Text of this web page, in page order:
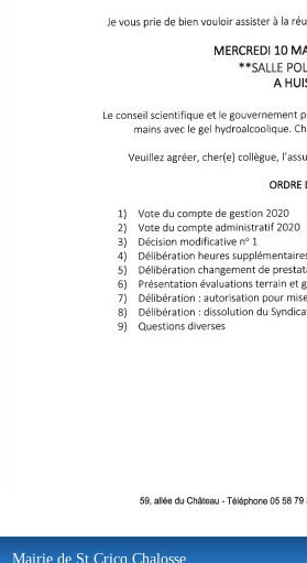
Mairie de St Cricq Chalosse